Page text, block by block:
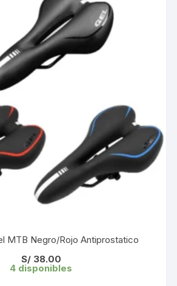
MTB Negro/Rojo Antiprostatico
S/38.00
4 disponibles